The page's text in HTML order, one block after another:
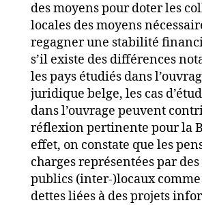
des moyens pour doter les
locales des moyens
regagner une stabilité
s’il existe des différences
les pays étudiés dans
juridique belge, les cas
dans l’ouvrage peuvent
réflexion pertinente pour la
effet, on constate que les
charges représentées par
publics (inter-)locaux comme
dettes liées à des projets